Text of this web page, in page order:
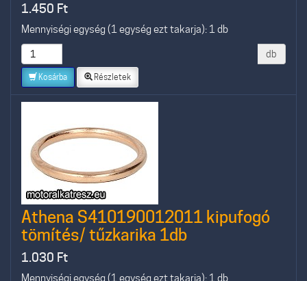
1.450 Ft
Mennyiségi egység (1 egység ezt takarja): 1 db
db
Kosárba Részletek
Athena S410190012011 kipufogó
tömítés/ tűzkarika 1db
1.030 Ft
Mennyiségi egység (1 egység ezt takarja): 1 db